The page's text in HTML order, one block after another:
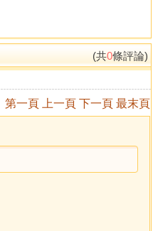
(共0條評論)
第一頁 上一頁 下一頁 最末頁